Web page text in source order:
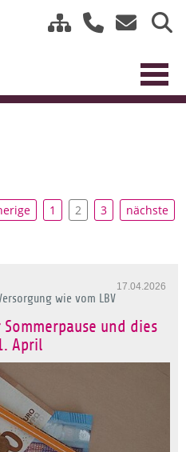
1 2 3 nächste
17.04.2026
wie vom LBV
und dies
April